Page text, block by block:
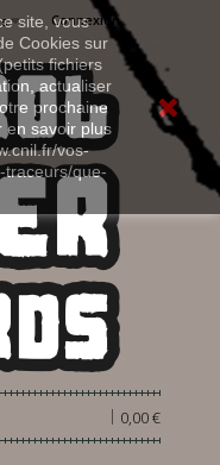
site, vous
Cookies sur
fichiers
actualiser
prochaine
en savoir plus
vos-
traceurs/que-
Connexion
0,00 €
|